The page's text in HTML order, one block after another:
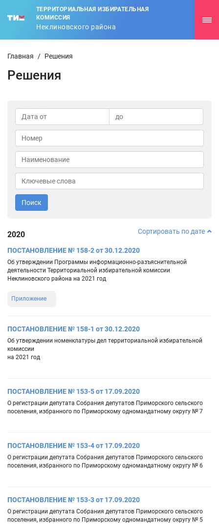
ТЕРРИТОРИАЛЬНАЯ ИЗБИРАТЕЛЬНАЯ
КОМИССИЯ
Неклиновского района
Главная / Решения
Решения
Поиск
2020 Сортировать по дате
ПОСТАНОВЛЕНИЕ № 158-2 от 30.12.2020
Об утверждении Программы информационно-разъяснительной
деятельности Территориальной избирательной комиссии
Неклиновского района на 2021 год
Приложение
ПОСТАНОВЛЕНИЕ № 158-1 от 30.12.2020
Об утверждении номенклатуры дел территориальной избирательной
комиссии
на 2021 год
ПОСТАНОВЛЕНИЕ № 153-5 от 17.09.2020
О регистрации депутата Собрания депутатов Приморского сельского
поселения, избранного по Приморскому одномандатному округу № 7
ПОСТАНОВЛЕНИЕ № 153-4 от 17.09.2020
О регистрации депутата Собрания депутатов Приморского сельского
поселения, избранного по Приморскому одномандатному округу № 6
ПОСТАНОВЛЕНИЕ № 153-3 от 17.09.2020
О регистрации депутата Собрания депутатов Приморского сельского
поселения, избранного по Приморскому одномандатному округу № 5